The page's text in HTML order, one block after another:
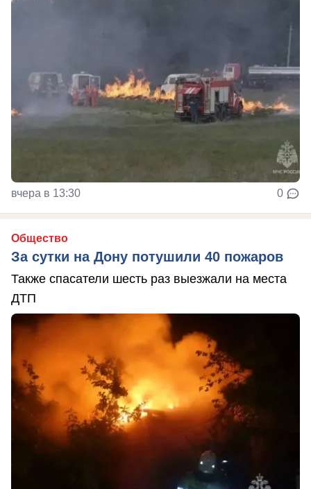
вчера в 13:30 0
Общество
За сутки на Дону потушили 40 пожаров
Также спасатели шесть раз выезжали на места
ДТП